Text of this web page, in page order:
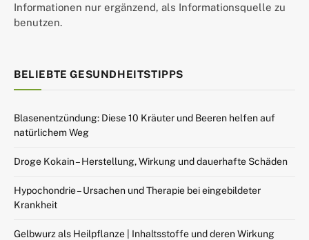
Informationen nur ergänzend, als Informationsquelle zu
benutzen.
BELIEBTE GESUNDHEITSTIPPS
Blasenentzündung: Diese 10 Kräuter und Beeren helfen auf
natürlichem Weg
Droge Kokain – Herstellung, Wirkung und dauerhafte Schäden
Hypochondrie – Ursachen und Therapie bei eingebildeter
Krankheit
Gelbwurz als Heilpflanze | Inhaltsstoffe und deren Wirkung